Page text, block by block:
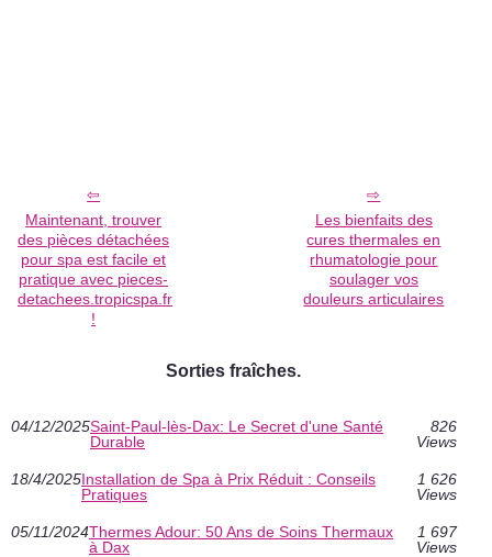
Maintenant, trouver
des pièces détachées
pour spa est facile et
pratique avec pieces-
detachees.tropicspa.fr
!
Les bienfaits des
cures thermales en
rhumatologie pour
soulager vos
douleurs articulaires
Sorties fraîches.
04/12/2025Saint-Paul-lès-Dax: Le Secret d'une Santé
Durable
826
Views
18/4/2025Installation de Spa à Prix Réduit : Conseils
Pratiques
1 626
Views
05/11/2024Thermes Adour: 50 Ans de Soins Thermaux
à Dax
1 697
Views